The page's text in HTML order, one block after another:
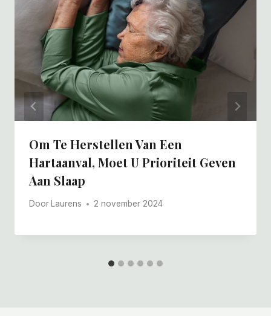
Om Te Herstellen Van Een
Hartaanval, Moet U Prioriteit Geven
Aan Slaap
Door Laurens 2 november 2024